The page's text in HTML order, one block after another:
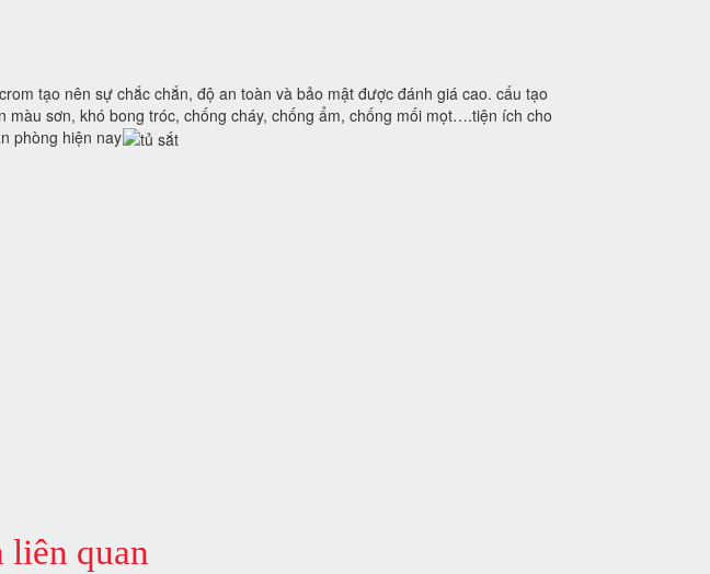
tạo nên sự chắc chắn, độ an toàn và bảo mật được đánh giá cao. cấu tạo
sơn, khó bong tróc, chống cháy, chống ẩm, chống mối mọt….tiện ích cho
phòng hiện nay
liên quan